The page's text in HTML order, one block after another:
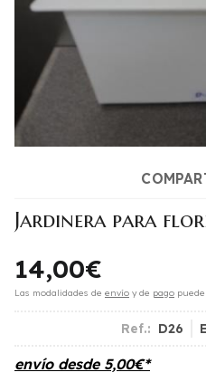
Jardinera para
14,00€
Las modalidades de envío y de pago
Ref.: D26
envío desde 5,00€*